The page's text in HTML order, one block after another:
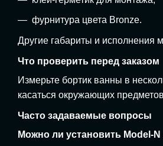
фурнитура цвета Bronze.
Другие габариты и исполнения
Что проверить перед заказом
Измерьте бортик ванны в
касаться окружающих
Часто задаваемые вопросы
Можно ли установить Model-